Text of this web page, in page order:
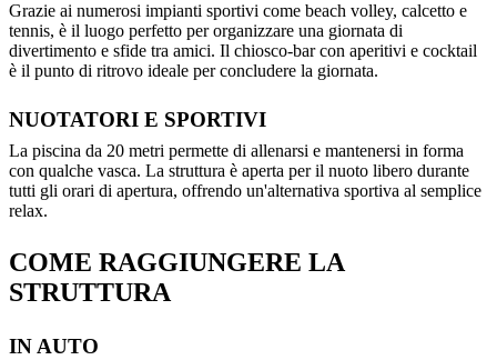
Grazie ai numerosi impianti sportivi come beach volley, calcetto e
tennis, è il luogo perfetto per organizzare una giornata di
divertimento e sfide tra amici. Il chiosco-bar con aperitivi e cocktail
è il punto di ritrovo ideale per concludere la giornata.
NUOTATORI E SPORTIVI
La piscina da 20 metri permette di allenarsi e mantenersi in forma
con qualche vasca. La struttura è aperta per il nuoto libero durante
tutti gli orari di apertura, offrendo un'alternativa sportiva al semplice
relax.
COME RAGGIUNGERE LA
STRUTTURA
IN AUTO